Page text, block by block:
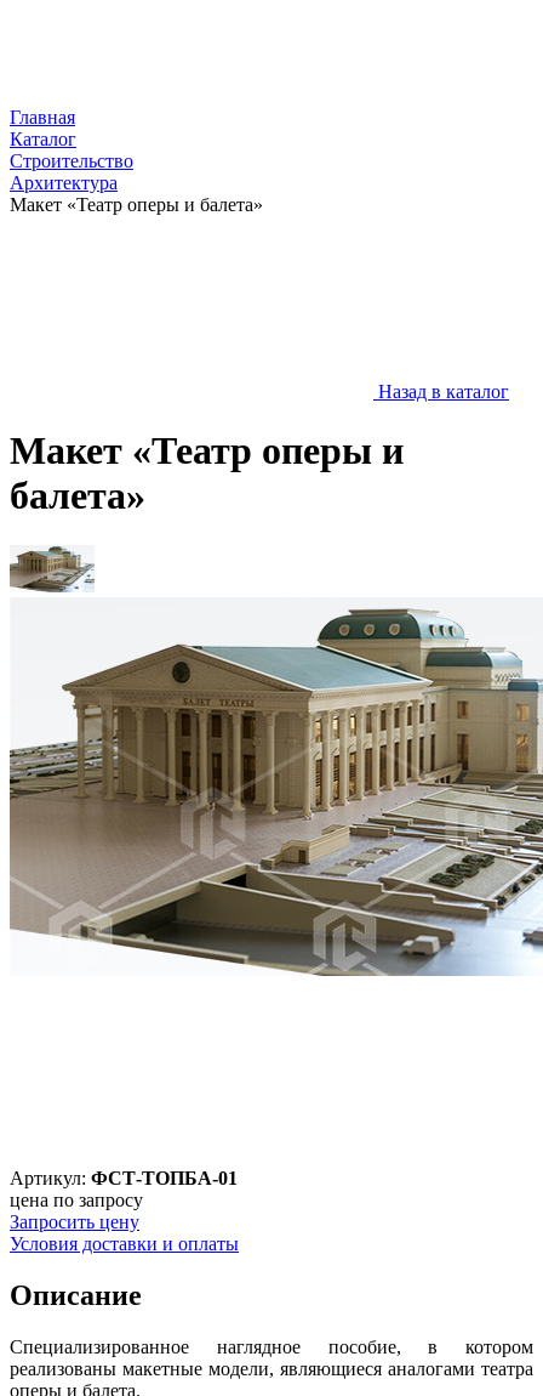
Главная
Каталог
Строительство
Архитектура
Макет «Театр оперы и балета»
Назад в каталог
Макет «Театр оперы и
балета»
Артикул: ФСТ-ТОПБА-01
цена по запросу
Запросить цену
Условия доставки и оплаты
Описание
Специализированное наглядное пособие, в котором
реализованы макетные модели, являющиеся аналогами театра
оперы и балета.